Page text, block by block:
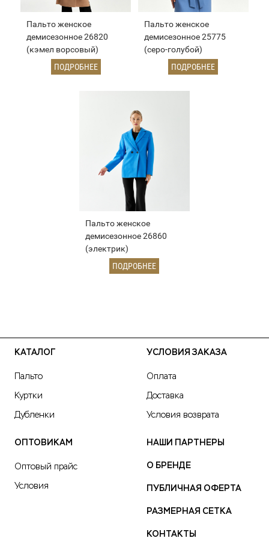
Пальто женское
демисезонное 26820
(кэмел ворсовый)
ПОДРОБНЕЕ
Пальто женское
демисезонное 25775
(серо-голубой)
ПОДРОБНЕЕ
Пальто женское
демисезонное 26860
(электрик)
ПОДРОБНЕЕ
КАТАЛОГ
Пальто
Куртки
Дубленки
УСЛОВИЯ ЗАКАЗА
Оплата
Доставка
Условия возврата
ОПТОВИКАМ
Оптовый прайс
Условия
НАШИ ПАРТНЕРЫ
О БРЕНДЕ
ПУБЛИЧНАЯ ОФЕРТА
РАЗМЕРНАЯ СЕТКА
КОНТАКТЫ